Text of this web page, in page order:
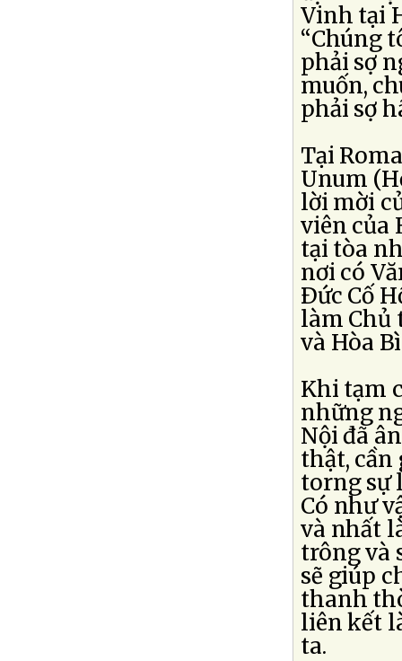
Vinh tại
“Chúng
phải sợ
muốn,
phải sợ
Tại
Unum
lời mời
viên của
tại tòa
nơi có
Ðức Cố
làm Chủ
và Hòa
Khi tạm
những
Nội đã
thật, cần
torng sự
Có như
và nhất
trông và
sẽ giúp
thanh
liên kết
ta.